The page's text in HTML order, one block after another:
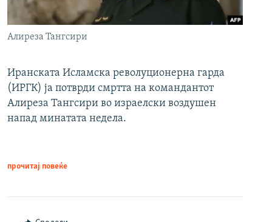
Алиреза Тангсири
Иранската Исламска револуционерна гарда
(ИРГК) ја потврди смртта на командантот
Алиреза Тангсири во израелски воздушен
напад минатата недела.
прочитај повеќе